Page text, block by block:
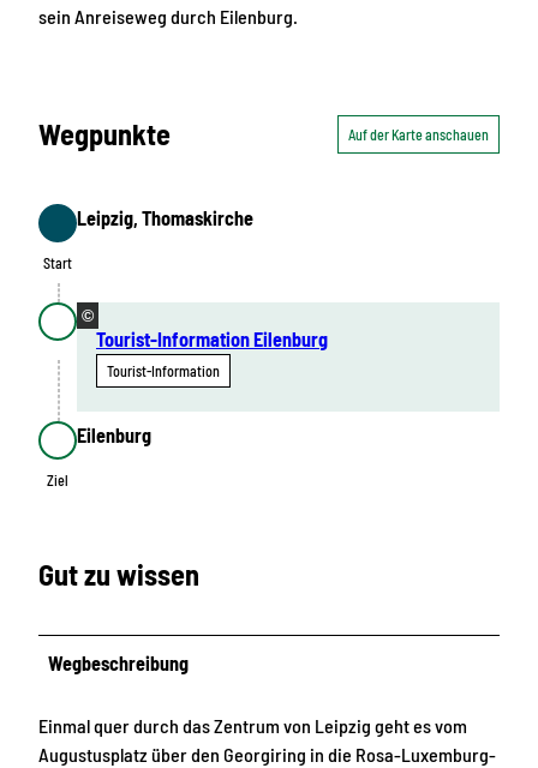
sein Anreiseweg durch Eilenburg.
Wegpunkte Auf der Karte anschauen
Start
Start
Leipzig, Thomaskirche
©
Tourist-Information Eilenburg
Tourist-Information
Ziel
Ziel
Eilenburg
Gut zu wissen
Wegbeschreibung
Einmal quer durch das Zentrum von Leipzig geht es vom
Augustusplatz über den Georgiring in die Rosa-Luxemburg-